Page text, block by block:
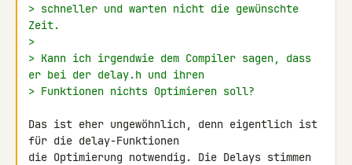
> schneller und warten nicht die gewünschte
Zeit.
>
> Kann ich irgendwie dem Compiler sagen, dass
er bei der delay.h und ihren
> Funktionen nichts Optimieren soll?
Das ist eher ungewöhnlich, denn eigentlich ist
für die delay-Funktionen
die Optimierung notwendig. Die Delays stimmen